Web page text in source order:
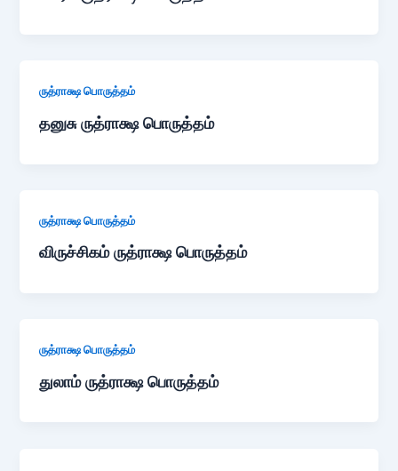
ருத்ராக்ஷ பொருத்தம்
தனுசு ருத்ராக்ஷ பொருத்தம்
ருத்ராக்ஷ பொருத்தம்
விருச்சிகம் ருத்ராக்ஷ பொருத்தம்
ருத்ராக்ஷ பொருத்தம்
துலாம் ருத்ராக்ஷ பொருத்தம்